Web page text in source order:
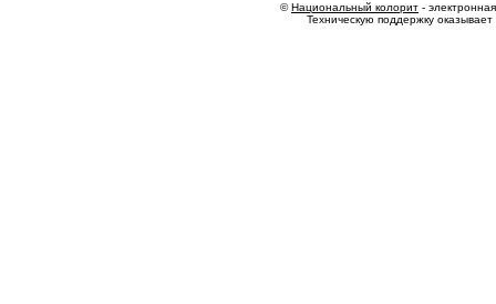
©Национальный колорит -
Техническую поддержку